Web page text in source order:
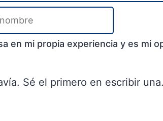
en mi propia experiencia y es mi
Sé el primero en escribir una.